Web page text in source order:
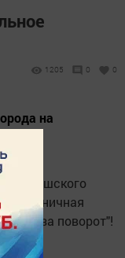
1205 0 0
на
Тетюшского
праздничная
за поворот"!